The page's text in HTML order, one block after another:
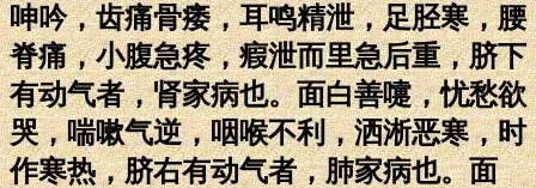
呻吟，齿痛骨痿，耳鸣精泄，足胫寒，腰
脊痛，小腹急疼，瘕泄而里急后重，脐下
有动气者，肾家病也。面白善嚏，忧愁欲
哭，喘嗽气逆，咽喉不利，洒淅恶寒，时
作寒热，脐右有动气者，肺家病也。面